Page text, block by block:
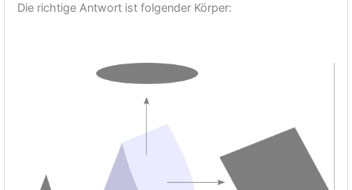
Die richtige Antwort ist folgender Körper: